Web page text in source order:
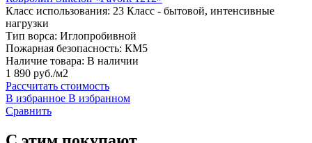
Класс использования: 23 Класс - бытовой, интенсивные
нагрузки
Тип ворса: Иглопробивной
Пожарная безопасность: КМ5
Наличие товара: В наличии
1 890 руб./м2
Рассчитать стоимость
В избранное В избранном
Сравнить